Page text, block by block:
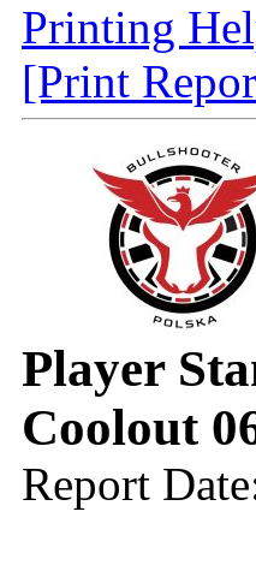
Printing
[Print
Player
Coolout
Report